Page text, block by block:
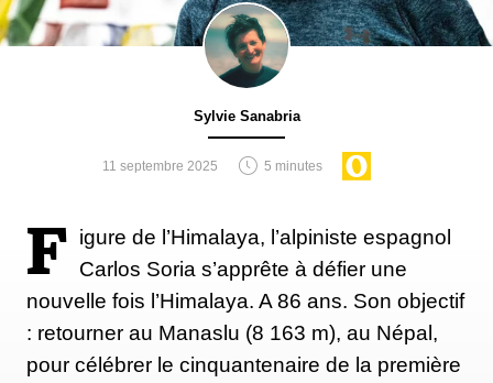
Sylvie Sanabria
11 septembre 2025 5 minutes
F igure de l’Himalaya, l’alpiniste espagnol
Carlos Soria s’apprête à défier une
nouvelle fois l’Himalaya. A 86 ans. Son objectif
: retourner au Manaslu (8 163 m), au Népal,
pour célébrer le cinquantenaire de la première